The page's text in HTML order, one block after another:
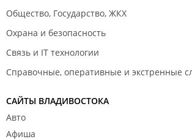
Общество, Государство, ЖКХ
Охрана и безопасность
Связь и IT технологии
Справочные, оперативные и экстренные
САЙТЫ ВЛАДИВОСТОКА
Авто
Афиша